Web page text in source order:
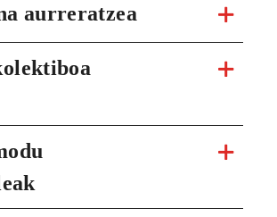
aurreratzea